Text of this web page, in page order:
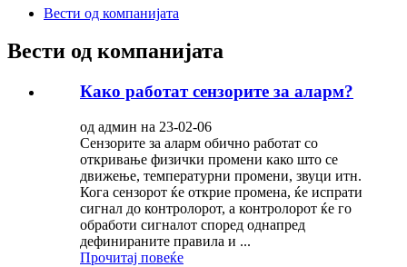
Вести од компанијата
Вести од компанијата
Како работат сензорите за аларм?
од админ на 23-02-06
Сензорите за аларм обично работат со
откривање физички промени како што се
движење, температурни промени, звуци итн.
Кога сензорот ќе открие промена, ќе испрати
сигнал до контролорот, а контролорот ќе го
обработи сигналот според однапред
дефинираните правила и ...
Прочитај повеќе